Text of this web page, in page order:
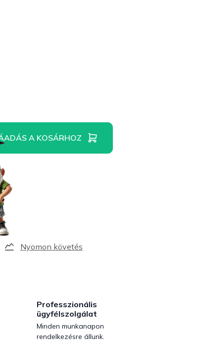
A KOSÁRHOZ
Nyomon követés
Professzionális
ügyfélszolgálat
Minden munkanapon
rendelkezésre állunk.